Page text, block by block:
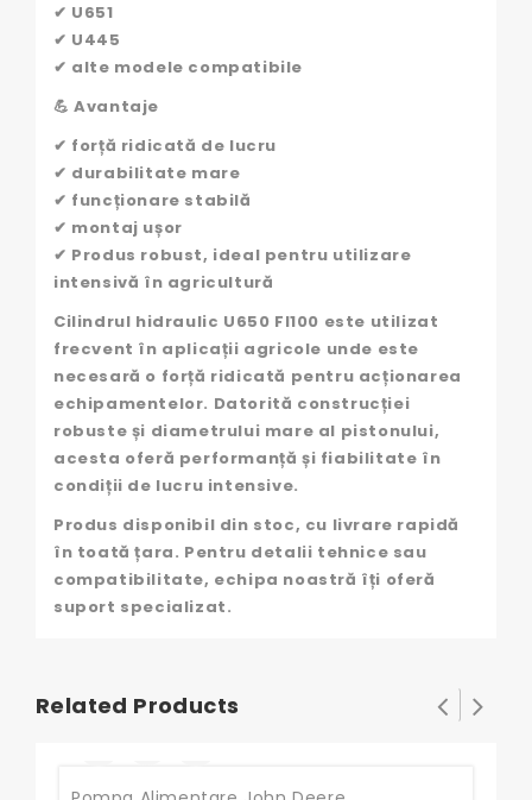
✔ U651
✔ U445
✔ alte modele compatibile
💪 Avantaje
✔ forță ridicată de lucru
✔ durabilitate mare
✔ funcționare stabilă
✔ montaj ușor
✔ Produs robust, ideal pentru utilizare
intensivă în agricultură
Cilindrul hidraulic U650 FI100 este utilizat
frecvent în aplicații agricole unde este
necesară o forță ridicată pentru acționarea
echipamentelor. Datorită construcției
robuste și diametrului mare al pistonului,
acesta oferă performanță și fiabilitate în
condiții de lucru intensive.
Produs disponibil din stoc, cu livrare rapidă
în toată țara. Pentru detalii tehnice sau
compatibilitate, echipa noastră îți oferă
suport specializat.
Related Products